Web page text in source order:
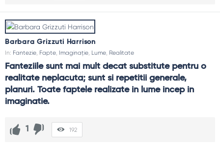
Barbara Grizzuti Harrison
In: Fantezie Fapte Imaginație Lume Realitate
Fanteziile sunt mai mult decat substitute pentru o
realitate neplacuta; sunt si repetitii generale,
planuri. Toate faptele realizate in lume incep in
imaginatie.
1 192